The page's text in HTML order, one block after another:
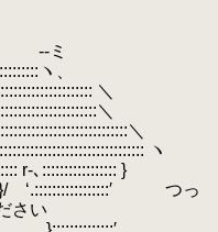
、
＼
＼
＼
ヽ
､::::::::::::::::: }
つっ
さい